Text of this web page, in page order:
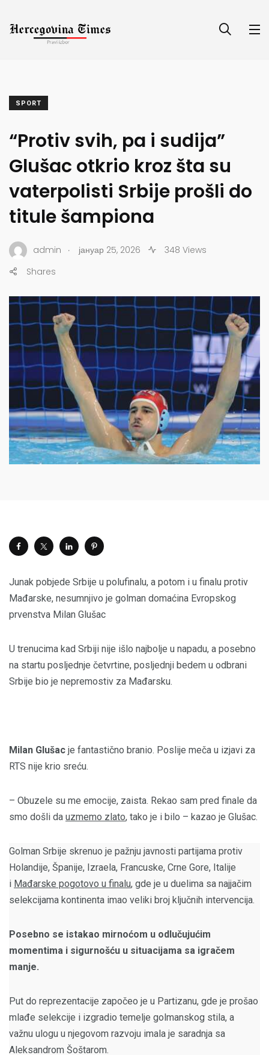
SPORT
“Protiv svih, pa i sudija”
Glušac otkrio kroz šta su
vaterpolisti Srbije prošli do
titule šampiona
admin . јануар 25, 2026
348 Views
Shares
Junak pobjede Srbije u polufinalu, a potom i u finalu protiv
Mađarske, nesumnjivo je golman domaćina Evropskog
prvenstva Milan Glušac
U trenucima kad Srbiji nije išlo najbolje u napadu, a posebno
na startu posljednje četvrtine, posljednji bedem u odbrani
Srbije bio je nepremostiv za Mađarsku.
Milan Glušac je fantastično branio. Poslije meča u izjavi za
RTS nije krio sreću.
– Obuzele su me emocije, zaista. Rekao sam pred finale da
smo došli da uzmemo zlato, tako je i bilo – kazao je Glušac.
Golman Srbije skrenuo je pažnju javnosti partijama protiv
Holandije, Španije, Izraela, Francuske, Crne Gore, Italije
i Mađarske pogotovo u finalu, gde je u duelima sa najjačim
selekcijama kontinenta imao veliki broj ključnih intervencija.
Posebno se istakao mirnoćom u odlučujućim
momentima i sigurnošću u situacijama sa igračem
manje.
Put do reprezentacije započeo je u Partizanu, gde je prošao
mlađe selekcije i izgradio temelje golmanskog stila, a
važnu ulogu u njegovom razvoju imala je saradnja sa
Aleksandrom Šoštarom.